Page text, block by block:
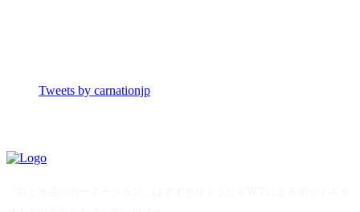
Tweets by carnationjp